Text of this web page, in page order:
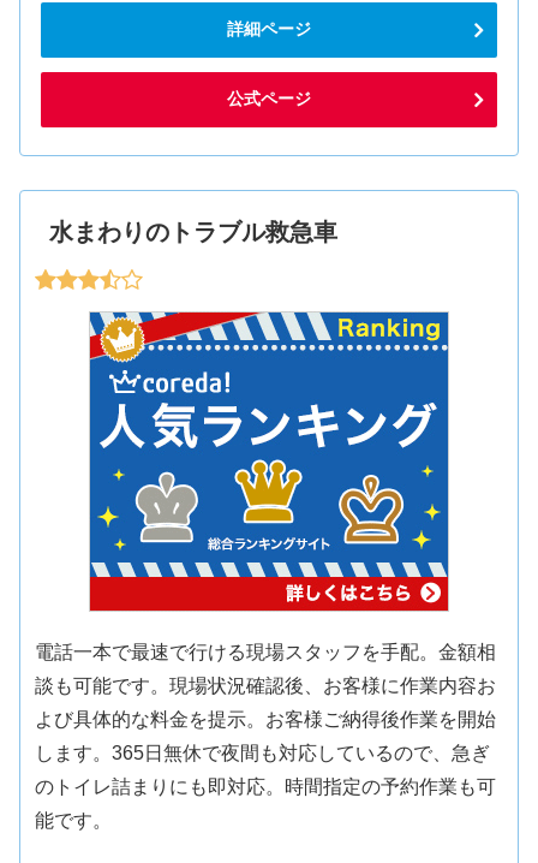
詳細ページ
公式ページ
水まわりのトラブル救急車
電話一本で最速で行ける現場スタッフを手配。金額相
談も可能です。現場状況確認後、お客様に作業内容お
よび具体的な料金を提示。お客様ご納得後作業を開始
します。365日無休で夜間も対応しているので、急ぎ
のトイレ詰まりにも即対応。時間指定の予約作業も可
能です。